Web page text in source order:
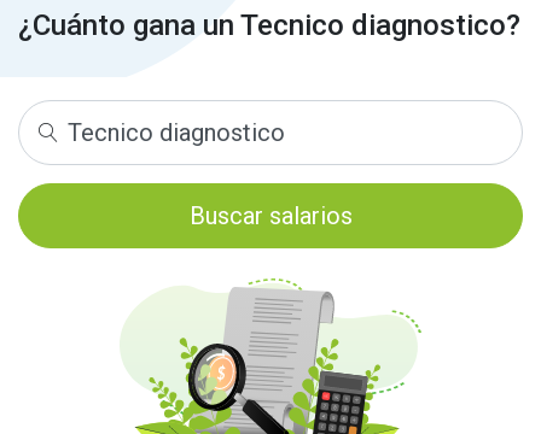
¿Cuánto gana un Tecnico diagnostico?
Buscar salarios